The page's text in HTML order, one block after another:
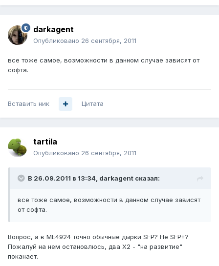
darkagent
Опубликовано 26 сентября, 2011
все тоже самое, возможности в данном случае зависят от
софта.
Вставить ник Цитата
tartila
Опубликовано 26 сентября, 2011
В 26.09.2011 в 13:34, darkagent сказал:
все тоже самое, возможности в данном случае зависят
от софта.
Вопрос, а в ME4924 точно обычные дырки SFP? Не SFP+?
Пожалуй на нем остановлюсь, два X2 - "на развитие"
поканает.